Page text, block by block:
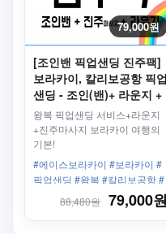
79,000원
[조인밴 픽업샌딩 진주팩]
보라카이, 칼리보공항 픽업
샌딩 - 조인(밴)+ 라운지 +
진주마사지
왕복 픽업샌딩 서비스+라운지
+진주마사지 보라카이 여행의
기본!
#에이스보라카이 #보라카이 #
픽업샌딩 #왕복 #칼리보공항 #
보라카이리조트 #한인업체 #최
고의서비스 #칼리보공항라운지
88,480원 79,000원